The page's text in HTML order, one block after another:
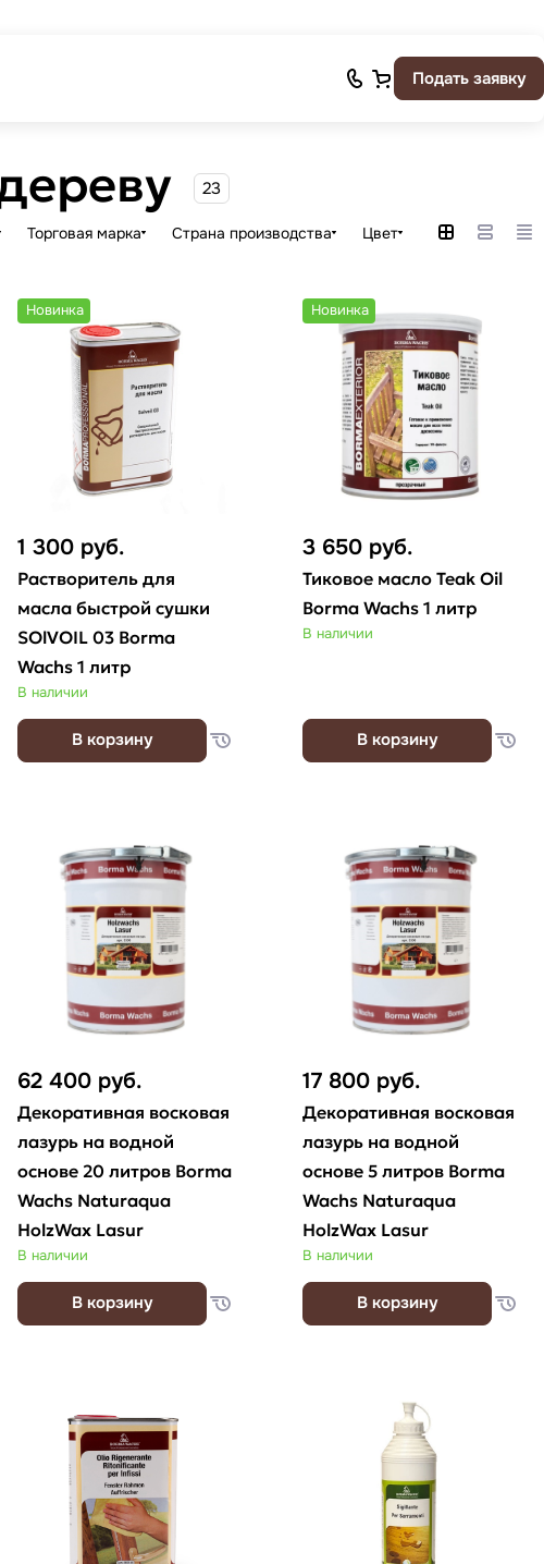
Подать заявку
23
Торговая марка Страна производства Цвет
Новинка
1 300 руб.
Растворитель для
масла быстрой сушки
SOlVOIL 03 Borma
Wachs 1 литр
В наличии
В корзину
Новинка
3 650 руб.
Тиковое масло Teak Oil
Borma Wachs 1 литр
В наличии
В корзину
62 400 руб.
Декоративная восковая
лазурь на водной
основе 20 литров Borma
Wachs Naturaqua
HolzWax Lasur
В наличии
В корзину
17 800 руб.
Декоративная восковая
лазурь на водной
основе 5 литров Borma
Wachs Naturaqua
HolzWax Lasur
В наличии
В корзину